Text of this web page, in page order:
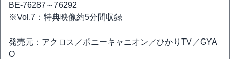
BE-76287～76292
※Vol.7：特典映像約5分間収録
発売元：アクロス／ポニーキャニオン／ひかりTV／GYA
O